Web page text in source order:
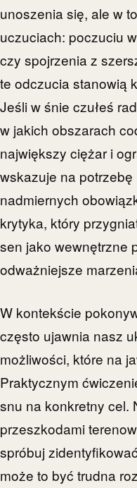
unoszenia się, ale w
uczuciach: poczuciu
czy spojrzenia z
te odczucia stanowią
Jeśli w śnie czułeś
w jakich obszarach
największy ciężar i
wskazuje na
nadmiernych
krytyka, który
sen jako wewnętrzne
odważniejsze
W kontekście
często ujawnia nasz
możliwości, które na
Praktycznym
snu na konkretny cel.
przeszkodami
spróbuj
może to być trudna